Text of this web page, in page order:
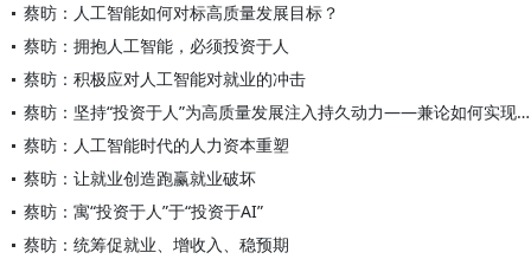
蔡昉：人工智能如何对标高质量发展目标？
蔡昉：拥抱人工智能，必须投资于人
蔡昉：积极应对人工智能对就业的冲击
蔡昉：坚持“投资于人”为高质量发展注入持久动力——兼论如何实现2035年和“十五五”时期的发展目标
蔡昉：人工智能时代的人力资本重塑
蔡昉：让就业创造跑赢就业破坏
蔡昉：寓“投资于人”于“投资于AI”
蔡昉：统筹促就业、增收入、稳预期